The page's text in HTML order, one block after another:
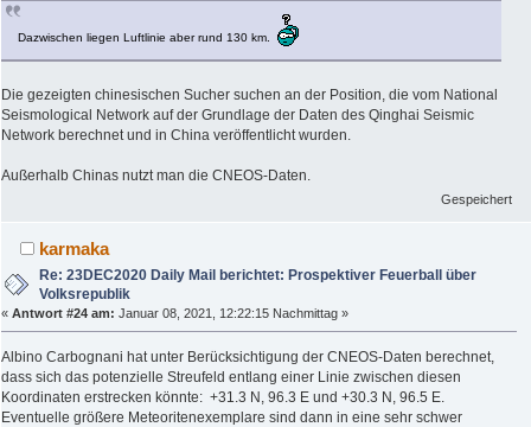
Dazwischen liegen Luftlinie aber rund 130 km.
Die gezeigten chinesischen Sucher suchen an der Position, die vom National
Seismological Network auf der Grundlage der Daten des Qinghai Seismic
Network berechnet und in China veröffentlicht wurden.
Außerhalb Chinas nutzt man die CNEOS-Daten.
Gespeichert
karmaka
Re: 23DEC2020 Daily Mail berichtet: Prospektiver Feuerball über
Volksrepublik
« Antwort #24 am: Januar 08, 2021, 12:22:15 Nachmittag »
Albino Carbognani hat unter Berücksichtigung der CNEOS-Daten berechnet,
dass sich das potenzielle Streufeld entlang einer Linie zwischen diesen
Koordinaten erstrecken könnte: +31.3 N, 96.3 E und +30.3 N, 96.5 E.
Eventuelle größere Meteoritenexemplare sind dann in eine sehr schwer